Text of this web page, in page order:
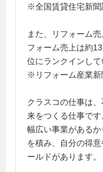
※全国賃貸住宅新聞
また、リフォーム
フォーム売上は約
位にランクインして
※リフォーム産業新
クラスコの仕事は
来をつくる仕事です
幅広い事業がある
を積み、自分の得
ールドがあります。